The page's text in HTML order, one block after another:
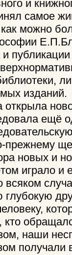
и
самое
можно
изданий.
новое
новых и
играло и
кто
наши